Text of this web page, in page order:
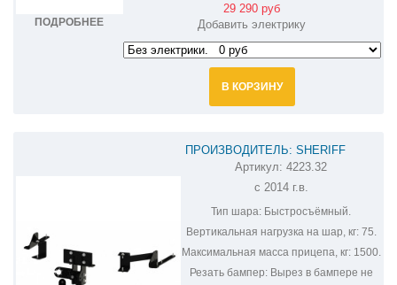
ПОДРОБНЕЕ
29 290 руб
Добавить электрику
В КОРЗИНУ
ПРОИЗВОДИТЕЛЬ: SHERIFF
ФАРКОП НА LEXUS GX460 4223.32
Артикул: 4223.32
с 2014 г.в.
Тип шара: Быстросъёмный.
Вертикальная нагрузка на шар, кг:75.
Максимальная масса прицепа, кг:1500.
Резать бампер:Вырез в бампере не